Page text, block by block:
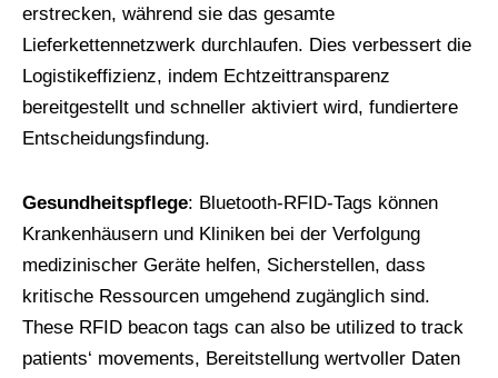
erstrecken, während sie das gesamte
Lieferkettennetzwerk durchlaufen. Dies verbessert die
Logistikeffizienz, indem Echtzeittransparenz
bereitgestellt und schneller aktiviert wird, fundiertere
Entscheidungsfindung.
Gesundheitspflege: Bluetooth-RFID-Tags können
Krankenhäusern und Kliniken bei der Verfolgung
medizinischer Geräte helfen, Sicherstellen, dass
kritische Ressourcen umgehend zugänglich sind.
These RFID beacon tags can also be utilized to track
patients‘ movements, Bereitstellung wertvoller Daten